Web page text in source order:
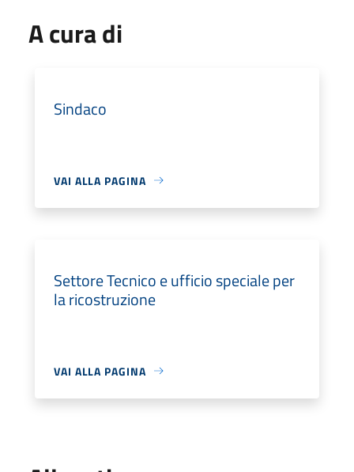
A cura di
Sindaco
VAI ALLA PAGINA
Settore Tecnico e ufficio speciale per
la ricostruzione
VAI ALLA PAGINA